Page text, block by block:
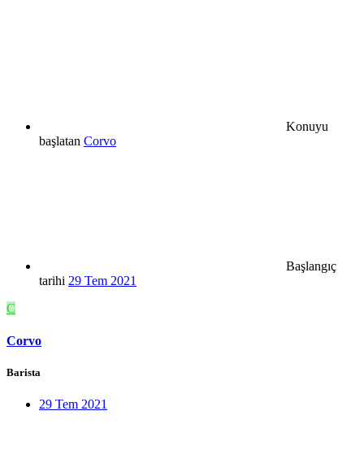
Konuyu
başlatan Corvo
Başlangıç
tarihi 29 Tem 2021
C
Corvo
Barista
29 Tem 2021